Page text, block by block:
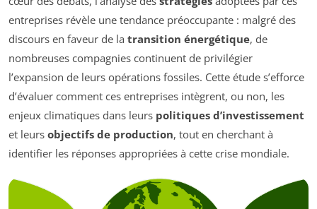
entreprises révèle une tendance préoccupante : malgré des
discours en faveur de la transition énergétique, de
nombreuses compagnies continuent de privilégier
l’expansion de leurs opérations fossiles. Cette étude s’efforce
d’évaluer comment ces entreprises intègrent, ou non, les
enjeux climatiques dans leurs politiques d’investissement
et leurs objectifs de production, tout en cherchant à
identifier les réponses appropriées à cette crise mondiale.